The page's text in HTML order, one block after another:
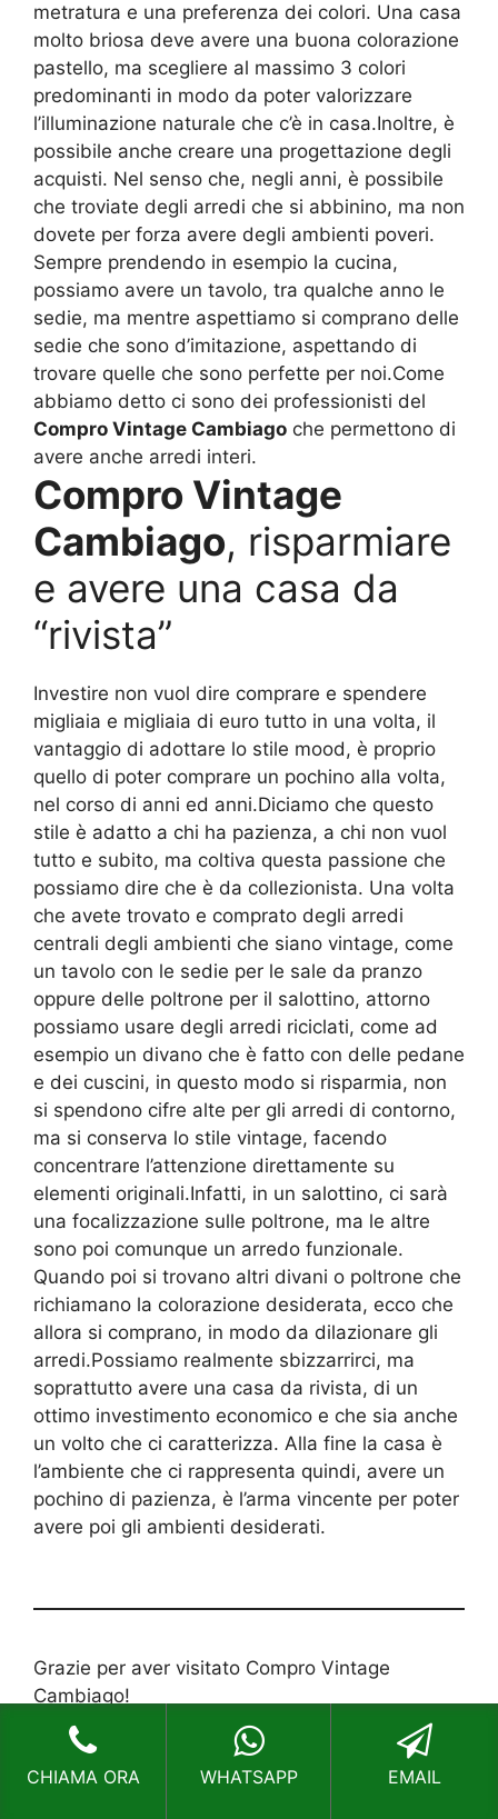
metratura e una preferenza dei colori. Una casa
molto briosa deve avere una buona colorazione
pastello, ma scegliere al massimo 3 colori
predominanti in modo da poter valorizzare
l’illuminazione naturale che c’è in casa.Inoltre, è
possibile anche creare una progettazione degli
acquisti. Nel senso che, negli anni, è possibile
che troviate degli arredi che si abbinino, ma non
dovete per forza avere degli ambienti poveri.
Sempre prendendo in esempio la cucina,
possiamo avere un tavolo, tra qualche anno le
sedie, ma mentre aspettiamo si comprano delle
sedie che sono d’imitazione, aspettando di
trovare quelle che sono perfette per noi.Come
abbiamo detto ci sono dei professionisti del
Compro Vintage Cambiago che permettono di
avere anche arredi interi.
Compro Vintage
Cambiago, risparmiare
e avere una casa da
“rivista”
Investire non vuol dire comprare e spendere
migliaia e migliaia di euro tutto in una volta, il
vantaggio di adottare lo stile mood, è proprio
quello di poter comprare un pochino alla volta,
nel corso di anni ed anni.Diciamo che questo
stile è adatto a chi ha pazienza, a chi non vuol
tutto e subito, ma coltiva questa passione che
possiamo dire che è da collezionista. Una volta
che avete trovato e comprato degli arredi
centrali degli ambienti che siano vintage, come
un tavolo con le sedie per le sale da pranzo
oppure delle poltrone per il salottino, attorno
possiamo usare degli arredi riciclati, come ad
esempio un divano che è fatto con delle pedane
e dei cuscini, in questo modo si risparmia, non
si spendono cifre alte per gli arredi di contorno,
ma si conserva lo stile vintage, facendo
concentrare l’attenzione direttamente su
elementi originali.Infatti, in un salottino, ci sarà
una focalizzazione sulle poltrone, ma le altre
sono poi comunque un arredo funzionale.
Quando poi si trovano altri divani o poltrone che
richiamano la colorazione desiderata, ecco che
allora si comprano, in modo da dilazionare gli
arredi.Possiamo realmente sbizzarrirci, ma
soprattutto avere una casa da rivista, di un
ottimo investimento economico e che sia anche
un volto che ci caratterizza. Alla fine la casa è
l’ambiente che ci rappresenta quindi, avere un
pochino di pazienza, è l’arma vincente per poter
avere poi gli ambienti desiderati.
Grazie per aver visitato Compro Vintage
Cambiago!
RECENSIONI
CHIAMA ORA WHATSAPP EMAIL